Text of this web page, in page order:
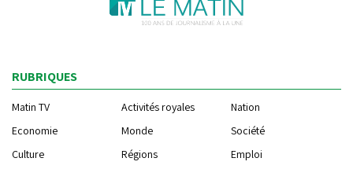
RUBRIQUES
Matin TV Activités royales
Nation
Economie
Monde
Société
Culture
Régions
Emploi